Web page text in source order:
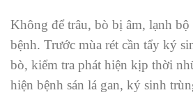
Không để trâu, bò bị âm, lạnh bộ
bệnh. Trước mùa rét cần tẩy ký
bò, kiểm tra phát hiện kịp thời
hiện bệnh sán lá gan, ký sinh